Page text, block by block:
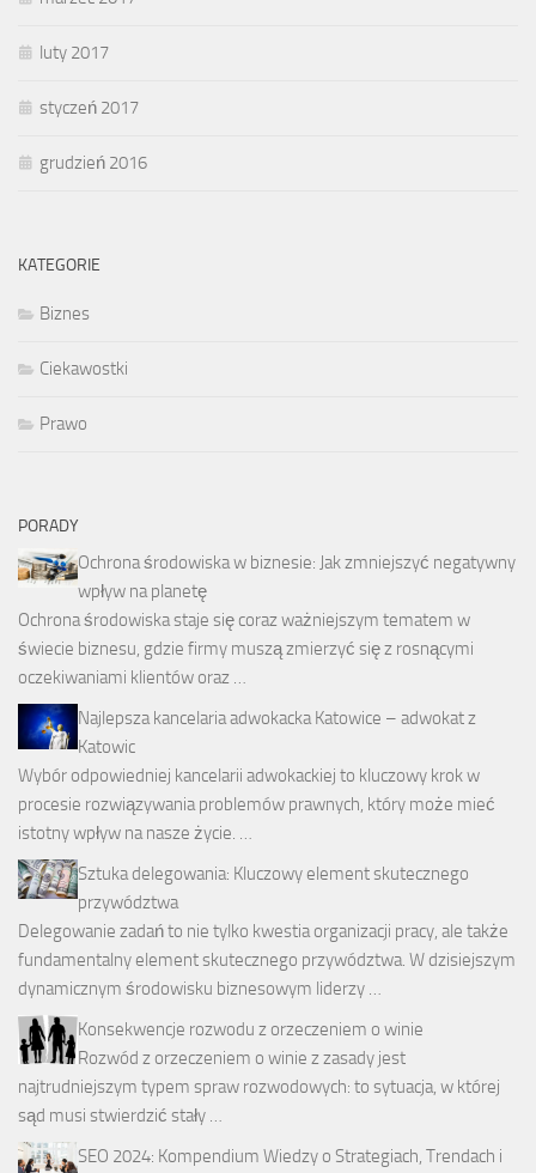
luty 2017
styczeń 2017
grudzień 2016
KATEGORIE
Biznes
Ciekawostki
Prawo
PORADY
Ochrona środowiska w biznesie: Jak zmniejszyć negatywny
wpływ na planetę
Ochrona środowiska staje się coraz ważniejszym tematem w
świecie biznesu, gdzie firmy muszą zmierzyć się z rosnącymi
oczekiwaniami klientów oraz …
Najlepsza kancelaria adwokacka Katowice – adwokat z
Katowic
Wybór odpowiedniej kancelarii adwokackiej to kluczowy krok w
procesie rozwiązywania problemów prawnych, który może mieć
istotny wpływ na nasze życie. …
Sztuka delegowania: Kluczowy element skutecznego
przywództwa
Delegowanie zadań to nie tylko kwestia organizacji pracy, ale także
fundamentalny element skutecznego przywództwa. W dzisiejszym
dynamicznym środowisku biznesowym liderzy …
Konsekwencje rozwodu z orzeczeniem o winie
Rozwód z orzeczeniem o winie z zasady jest
najtrudniejszym typem spraw rozwodowych: to sytuacja, w której
sąd musi stwierdzić stały …
SEO 2024: Kompendium Wiedzy o Strategiach, Trendach i